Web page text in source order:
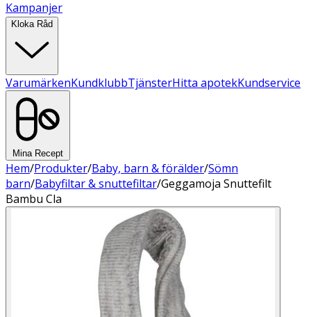
Kampanjer
Kloka Råd
VarumärkenKundklubbTjänsterHitta apotekKundservice
Mina Recept
Hem/Produkter/Baby, barn & förälder/Sömn
barn/Babyfiltar & snuttefiltar/Geggamoja Snuttefilt
Bambu Cla